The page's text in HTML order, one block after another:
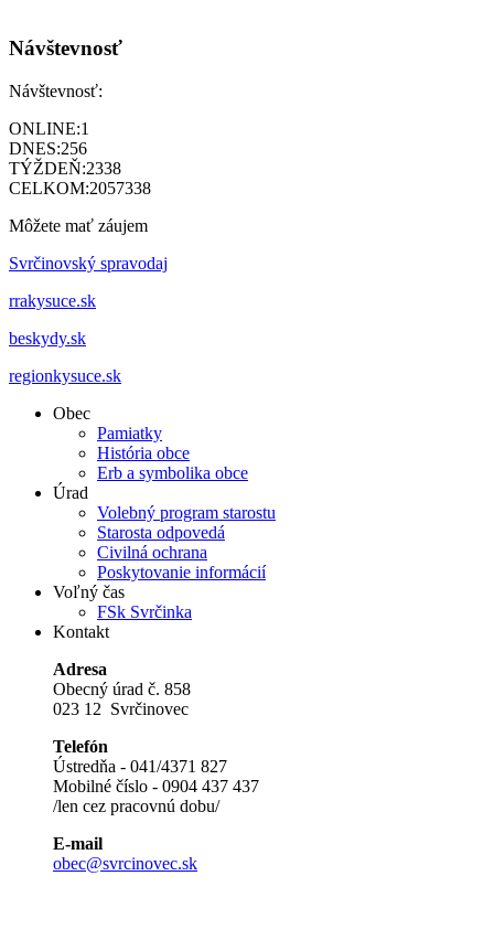
Návštevnosť
Návštevnosť:
ONLINE:1
DNES:256
TÝŽDEŇ:2338
CELKOM:2057338
Môžete mať záujem
Svrčinovský spravodaj
rrakysuce.sk
beskydy.sk
regionkysuce.sk
Obec
Pamiatky
História obce
Erb a symbolika obce
Úrad
Volebný program starostu
Starosta odpovedá
Civilná ochrana
Poskytovanie informácií
Voľný čas
FSk Svrčinka
Kontakt
Adresa
Obecný úrad č. 858
023 12 Svrčinovec
Telefón
Ústredňa - 041/4371 827
Mobilné číslo - 0904 437 437
/len cez pracovnú dobu/
E-mail
obec@svrcinovec.sk